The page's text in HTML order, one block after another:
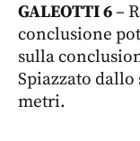
GALEOTTI 6–
conclusione
sulla
Spiazzato
metri.